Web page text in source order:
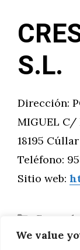
We value
S.L.
Dirección:
MIGUEL C/
18195
Teléfono:
Sitio web:
General
Motor